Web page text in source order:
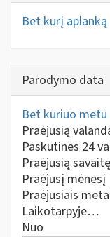
Bet kurį aplanką
Parodymo data
Bet kuriuo metu
Praėjusią
Paskutines 24
Praėjusią savaitę
Praėjusį mėnesį
Praėjusiais
Laikotarpyje…
Nuo